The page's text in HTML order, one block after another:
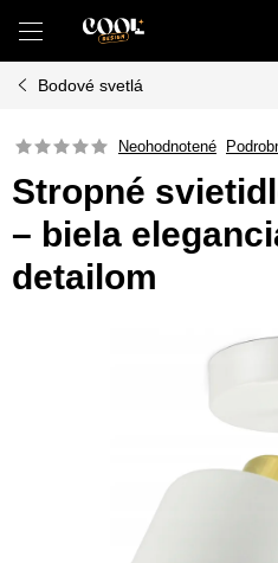
obsah
Bodové svetlá
Neohodnotené
Stropné
– biela
detailom